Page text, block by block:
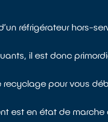
réfrigérateur
il est donc
pour vous
est en état de marche